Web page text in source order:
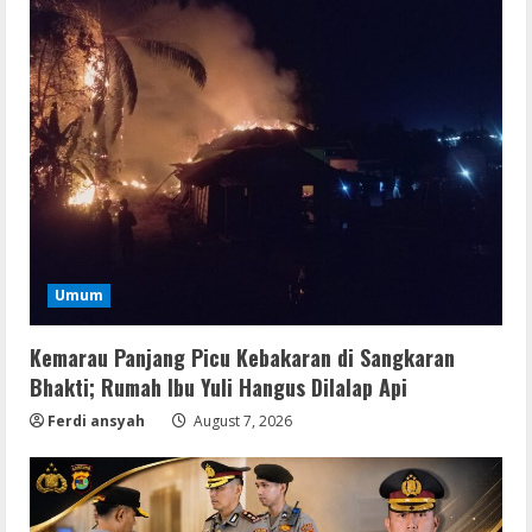
Umum
Kemarau Panjang Picu Kebakaran di Sangkaran
Bhakti; Rumah Ibu Yuli Hangus Dilalap Api
Ferdi ansyah August 7, 2026